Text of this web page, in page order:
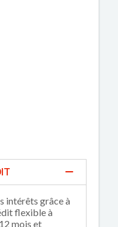
intérêts grâce à
flexible à
mois et